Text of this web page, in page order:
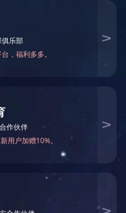
LORA老人小孩一键紧急呼叫报警器按钮
谷科技大厦T4栋7楼
登录入口-华体会（中国）